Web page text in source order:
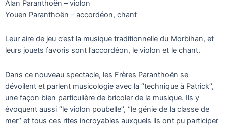
Alan Paranthoën – violon
Youen Paranthoën – accordéon, chant
Leur aire de jeu c’est la musique traditionnelle du Morbihan, et
leurs jouets favoris sont l’accordéon, le violon et le chant.
Dans ce nouveau spectacle, les Frères Paranthoën se
dévoilent et parlent musicologie avec la ‘’technique à Patrick’’,
une façon bien particulière de bricoler de la musique. Ils y
évoquent aussi ‘’le violon poubelle’’, ‘’le génie de la classe de
mer’’ et tous ces rites incroyables auxquels ils ont pu participer